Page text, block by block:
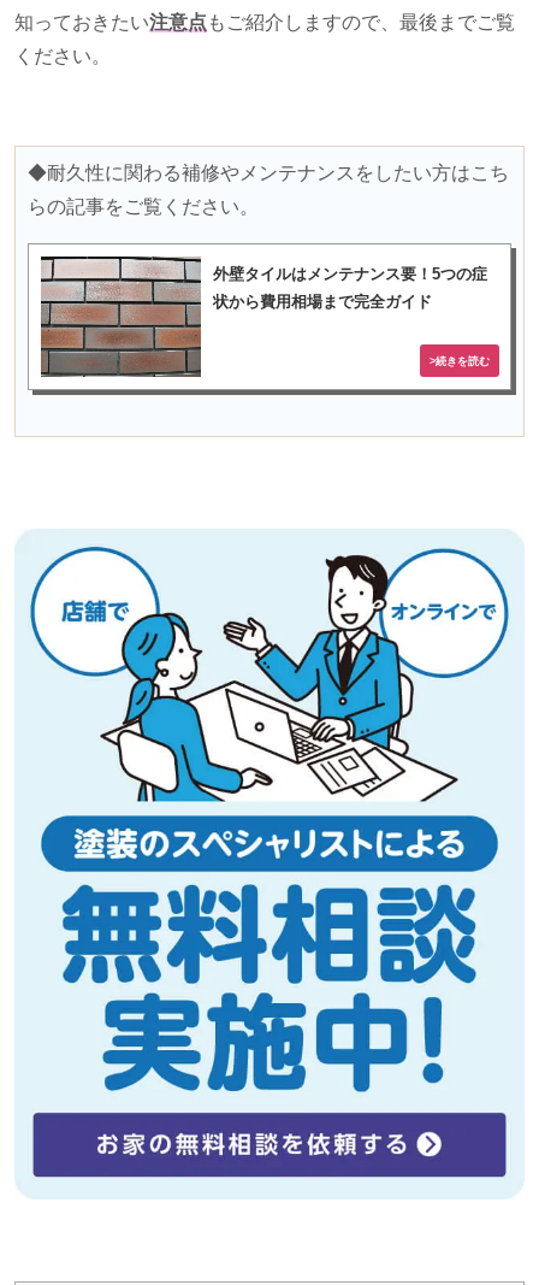
知っておきたい注意点 もご紹介しますので、最後までご覧
ください。
◆耐久性に関わる補修やメンテナンスをしたい方はこち
らの記事をご覧ください。
外壁タイルはメンテナンス要！5つの症
状から費用相場まで完全ガイド